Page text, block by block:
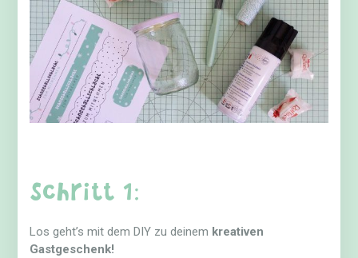
Schritt 1:
Los geht’s mit dem DIY zu deinem kreativen
Gastgeschenk!